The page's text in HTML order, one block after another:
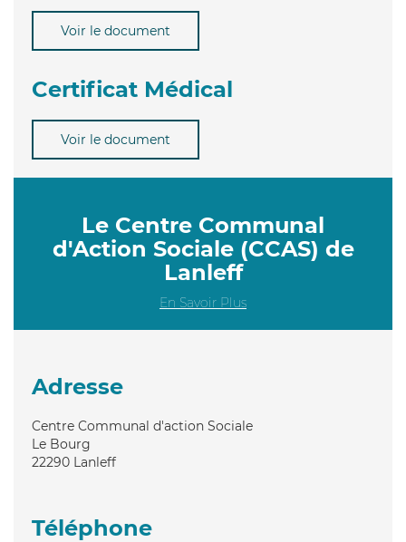
Voir le document
Certificat Médical
Voir le document
Le Centre Communal
d'Action Sociale (CCAS) de
Lanleff
En Savoir Plus
Adresse
Centre Communal d'action Sociale
Le Bourg
22290 Lanleff
Téléphone